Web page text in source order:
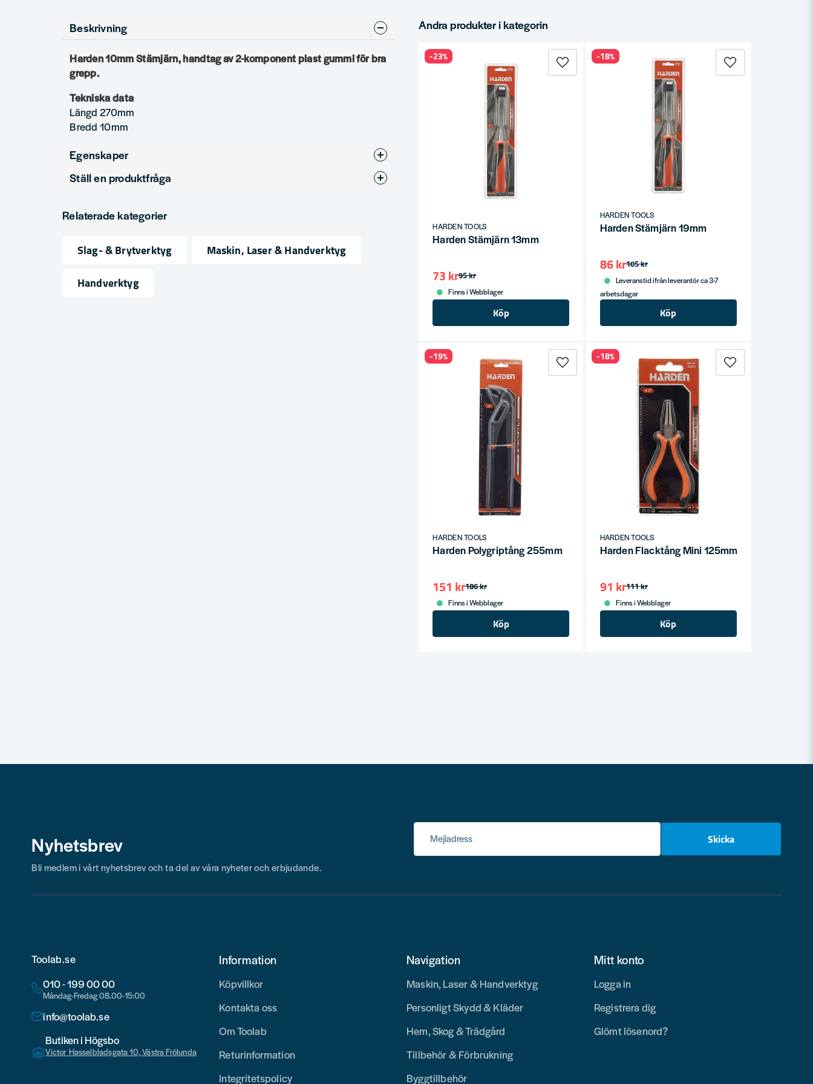
Beskrivning
Harden 10mm Stämjärn, handtag av 2-komponent plast gummi för bra
grepp.
Tekniska data
Längd 270mm
Bredd 10mm
Egenskaper
Produkttyp
Ställ en produktfråga
Fråga oss något om denna produkten...
Relaterade kategorier
Slag- & Brytverktyg
Maskin, Laser & Handverktyg
Handverktyg
Andra produkter i kategorin
HARDEN TOOLS
Harden Stämjärn 13mm
95 kr
73 kr
Finns i Webblager
Köp
-23%
HARDEN TOOLS
Harden Stämjärn 19mm
105 kr
86 kr
Leveranstid ifrån leverantör ca 3-7
arbetsdagar
Köp
-18%
HARDEN TOOLS
Harden Polygriptång 255mm
186 kr
151 kr
Finns i Webblager
Köp
-19%
HARDEN TOOLS
Harden Flacktång Mini 125mm
111 kr
91 kr
Finns i Webblager
Köp
-18%
Nyhetsbrev Mejladress Skicka
Bli medlem i vårt nyhetsbrev och ta del av våra nyheter och erbjudande.
Toolab.se
010 - 199 00 00
Måndag-Fredag 08.00-15:00
info@toolab.se
Butiken i Högsbo
Victor Hasselbladsgata 10, Västra Frölunda
Information
Köpvillkor
Kontakta oss
Om Toolab
Returinformation
Integritetspolicy
Navigation
Maskin, Laser & Handverktyg
Personligt Skydd & Kläder
Hem, Skog & Trädgård
Tillbehör & Förbrukning
Byggtillbehör
Mitt konto
Logga in
Registrera dig
Glömt lösenord?